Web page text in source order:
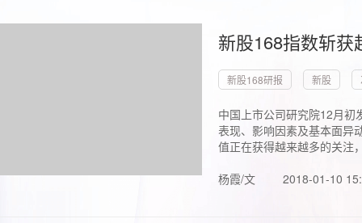
新股168指数斩
新股168研报 新股
中国上市公司研究院12月初
表现、影响因素及基本面异
值正在获得越来越多的关注
杨霞/文
2018-01-10